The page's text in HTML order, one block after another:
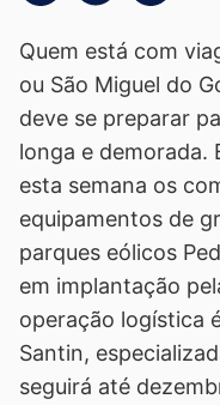
Quem está com
ou São Miguel do
deve se preparar
longa e demorada.
esta semana os
equipamentos de
parques eólicos
em implantação
operação logística
Santin,
seguirá até